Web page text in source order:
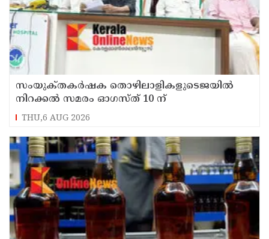
സംയുക്‌തകർഷക തൊഴിലാളികളുടെജയിൽ
നിറക്കൽ സമരം ഓഗസ്ത് 10 ന്
THU,6 AUG 2026